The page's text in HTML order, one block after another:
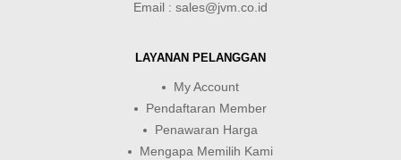
Email : sales@jvm.co.id
LAYANAN PELANGGAN
My Account
Pendaftaran Member
Penawaran Harga
Mengapa Memilih Kami